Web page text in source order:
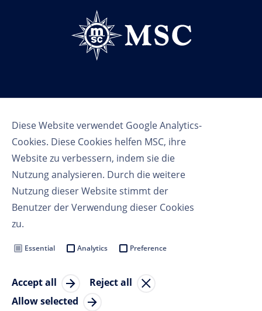
Diese Website verwendet Google Analytics-
Cookies. Diese Cookies helfen MSC, ihre
Website zu verbessern, indem sie die
Nutzung analysieren. Durch die weitere
Nutzung dieser Website stimmt der
Benutzer der Verwendung dieser Cookies
zu.
Essential Analytics Preference
Accept all
Reject all
Allow selected
Follow us
Nutzungsbedingungen
Cookie Settings
© Copyright 2023 MSC Cruises SA